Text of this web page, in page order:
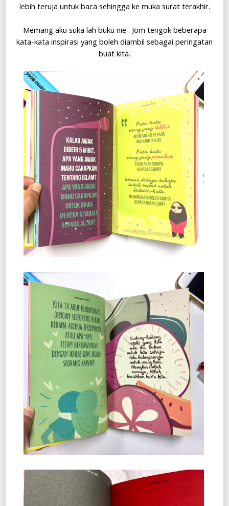
lebih teruja untuk baca sehingga ke muka surat terakhir.
Memang aku suka lah buku nie . Jom tengok beberapa
kata-kata inspirasi yang boleh diambil sebagai peringatan
buat kita.